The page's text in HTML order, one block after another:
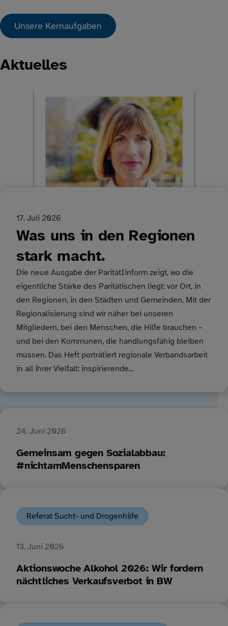
Unsere Kernaufgaben
Aktuelles
17. Juli 2026
Was uns in den Regionen
stark macht.
Die neue Ausgabe der ParitätIinform zeigt, wo die
eigentliche Stärke des Paritätischen liegt: vor Ort, in
den Regionen, in den Städten und Gemeinden. Mit der
Regionalisierung sind wir näher bei unseren
Mitgliedern, bei den Menschen, die Hilfe brauchen –
und bei den Kommunen, die handlungsfähig bleiben
müssen. Das Heft porträtiert regionale Verbandsarbeit
in all ihrer Vielfalt: inspirierende...
24. Juni 2026
Gemeinsam gegen Sozialabbau:
#nichtamMenschensparen
Referat Sucht- und Drogenhilfe
13. Juni 2026
Aktionswoche Alkohol 2026: Wir fordern
nächtliches Verkaufsverbot in BW